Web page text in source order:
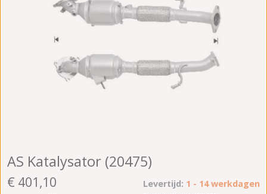
AS Katalysator (20475)
€ 401,10 Levertijd: 1 - 14 werkdagen